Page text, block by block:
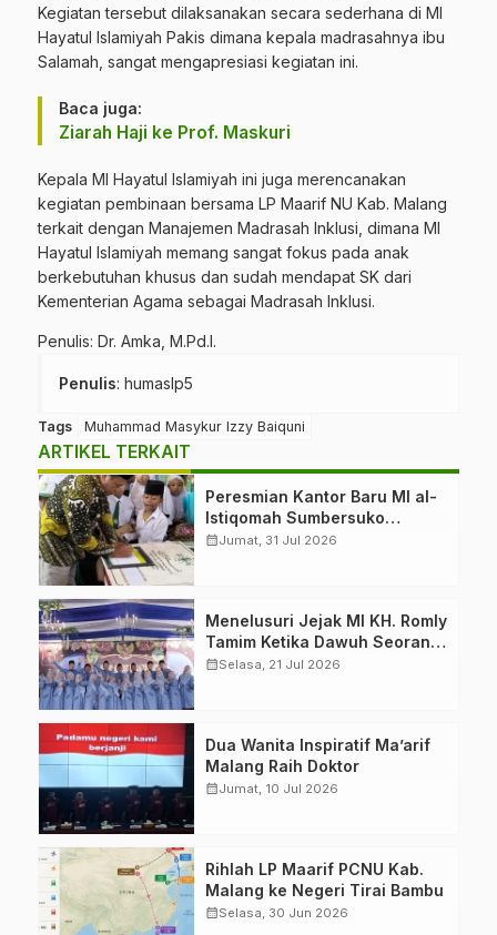
Kegiatan tersebut dilaksanakan secara sederhana di MI
Hayatul Islamiyah Pakis dimana kepala madrasahnya ibu
Salamah, sangat mengapresiasi kegiatan ini.
Baca juga:
Ziarah Haji ke Prof. Maskuri
Kepala MI Hayatul Islamiyah ini juga merencanakan
kegiatan pembinaan bersama LP Maarif NU Kab. Malang
terkait dengan Manajemen Madrasah Inklusi, dimana MI
Hayatul Islamiyah memang sangat fokus pada anak
berkebutuhan khusus dan sudah mendapat SK dari
Kementerian Agama sebagai Madrasah Inklusi.
Penulis: Dr. Amka, M.Pd.I.
Penulis: humaslp5
Tags Muhammad Masykur Izzy Baiquni
ARTIKEL TERKAIT
Peresmian Kantor Baru MI al-
Istiqomah Sumbersuko
Tajinan. Ketua LP Ma’arif
calendar_monthJumat, 31 Jul 2026
Menelusuri Jejak MI KH. Romly
Tamim Ketika Dawuh Seorang
Kiai Menjelma Menjadi
calendar_monthSelasa, 21 Jul 2026
Dua Wanita Inspiratif Ma’arif
Malang Raih Doktor
calendar_monthJumat, 10 Jul 2026
Rihlah LP Maarif PCNU Kab.
Malang ke Negeri Tirai Bambu
calendar_monthSelasa, 30 Jun 2026